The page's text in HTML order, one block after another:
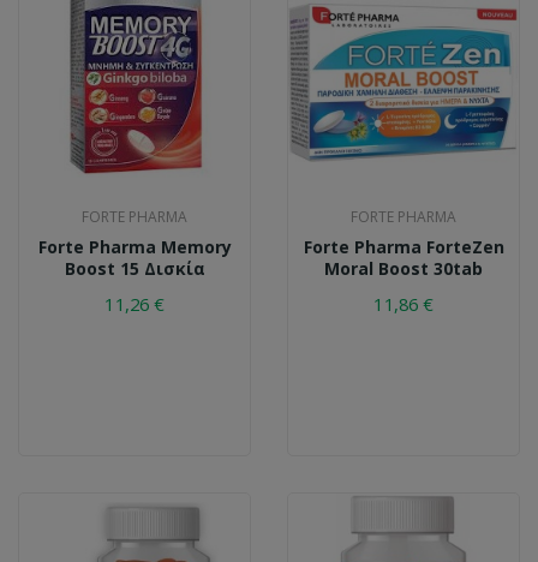
FORTE PHARMA
Forte Pharma Memory
Boost 15 Δισκία
11,26 €
FORTE PHARMA
Forte Pharma ForteZen
Moral Boost 30tab
11,86 €